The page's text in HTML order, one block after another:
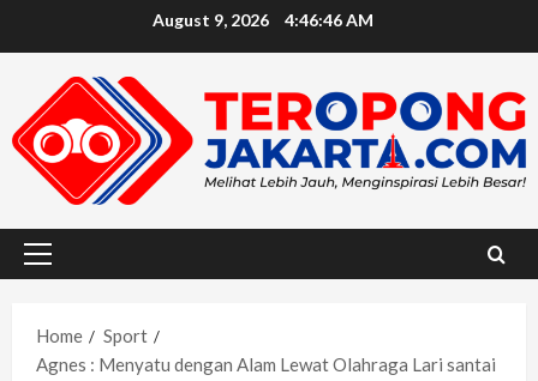
August 9, 2026 4:46:48 AM
Primary
Home
Sport
Agnes : Menyatu dengan Alam Lewat Olahraga Lari santai